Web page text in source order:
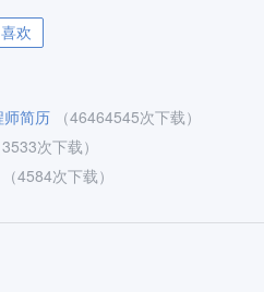
欢
简历
（46464545次下载）
3533次下载）
（4584次下载）